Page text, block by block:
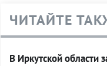
ЧИТАЙТЕ
В Иркутской